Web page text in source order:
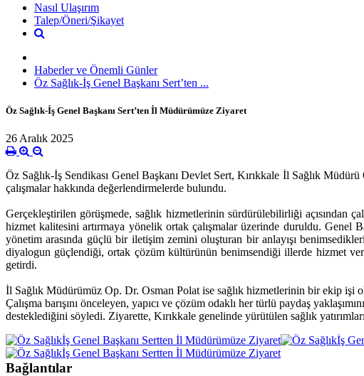
Nasıl Ulaşırım
Talep/Öneri/Şikayet
Haberler ve Önemli Günler
Öz Sağlık-İş Genel Başkanı Sert’ten ...
Öz Sağlık-İş Genel Başkanı Sert’ten İl Müdürümüze Ziyaret
26 Aralık 2025
Öz Sağlık-İş Sendikası Genel Başkanı Devlet Sert, Kırıkkale İl Sağlık
çalışmalar hakkında değerlendirmelerde bulundu.
Gerçekleştirilen görüşmede, sağlık hizmetlerinin sürdürülebilirliği açısından
hizmet kalitesini artırmaya yönelik ortak çalışmalar üzerinde duruldu. Genel
yönetim arasında güçlü bir iletişim zemini oluşturan bir anlayışı
diyalogun güçlendiği, ortak çözüm kültürünün benimsendiği illerde hizmet
getirdi.
İl Sağlık Müdürümüz Op. Dr. Osman Polat ise sağlık hizmetlerinin bir ekip işi
Çalışma barışını önceleyen, yapıcı ve çözüm odaklı her türlü paydaş
desteklediğini söyledi. Ziyarette, Kırıkkale genelinde yürütülen sağlık
Bağlantılar